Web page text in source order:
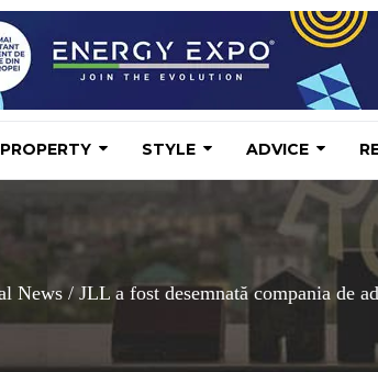
PROPERTY STYLE ADVICE
News / JLL a fost desemnată compania de